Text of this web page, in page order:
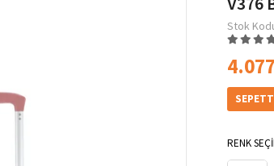
Stok
RENK